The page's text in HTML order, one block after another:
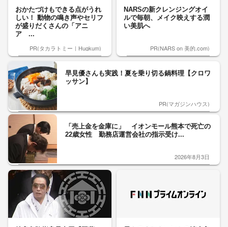
おかたづけもできる点がうれ
しい！ 動物の鳴き声やセリフ
が盛りだくさんの「アニ
ア ...
PR(タカラトミー｜Hugkum)
NARSの新クレンジングオイ
ルで毎朝、メイク映えする潤
い美肌へ
PR(NARS on 美的.com)
早見優さんも実践！夏を乗り切る鍋料理【クロワ
ッサン】
PR(マガジンハウス)
「売上金を金庫に」 イオンモール熊本で死亡の
22歳女性 勤務店運営会社の指示受け...
2026年8月3日